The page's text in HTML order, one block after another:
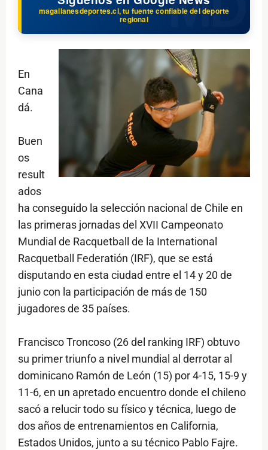
magallanesdeportes.cl, tu fuente confiable del deporte
regional
En
Cana
dá.
Buen
os
result
ados
ha conseguido la selección nacional de Chile en
las primeras jornadas del XVII Campeonato
Mundial de Racquetball de la International
Racquetball Federatión (IRF), que se está
disputando en esta ciudad entre el 14 y 20 de
junio con la participación de más de 150
jugadores de 35 países.
Francisco Troncoso (26 del ranking IRF) obtuvo
su primer triunfo a nivel mundial al derrotar al
dominicano Ramón de León (15) por 4-15, 15-9 y
11-6, en un apretado encuentro donde el chileno
sacó a relucir todo su físico y técnica, luego de
dos años de entrenamientos en California,
Estados Unidos, junto a su técnico Pablo Fajre.